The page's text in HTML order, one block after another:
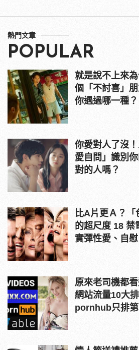
熱門文章
POPULAR
就是說不上來
個「不討喜」朋
你遇過哪一種？
你愛對人了沒
愛自問」識別
對的人嗎？
比A片更Ａ？「
的超尺度 18 禁
實彈性愛、自
原來老司機都
網站流量10大
pornhub只排